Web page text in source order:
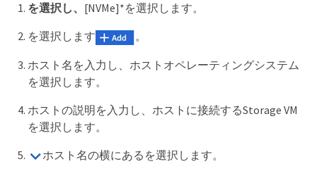
を選択し、 [NVMe]*を選択します。
を選択します
。
ホスト名を入力し、ホストオペレーティングシステム
を選択します。
ホストの説明を入力し、ホストに接続するStorage VM
を選択します。
ホスト名の横にあるを選択します。